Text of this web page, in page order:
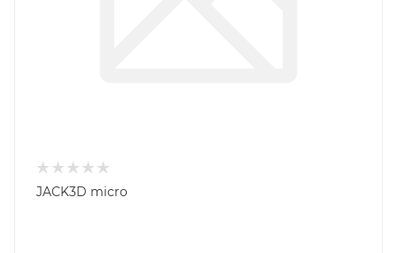
JACK3D micro